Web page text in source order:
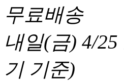
무료배송
내일(금) 4/25
기 기준)